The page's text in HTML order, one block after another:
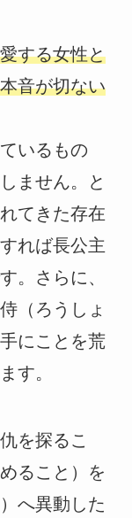
する女性と
音が切ない
いるもの
ません。と
てきた存在
れば長公主
。さらに、
（ろうしょ
にことを荒
す。
を探るこ
ること）を
へ異動した